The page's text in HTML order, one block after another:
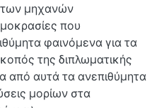
των μηχανών
που
φαινόμενα για τα
της διπλωματικής
από αυτά τα ανεπιθύμητα
μορίων στα